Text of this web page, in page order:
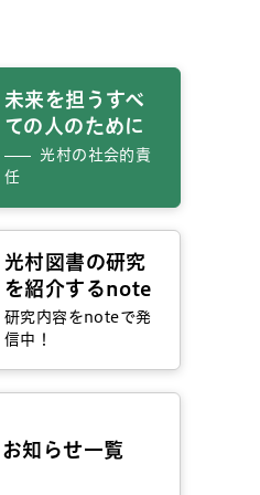
未来を担うすべ
ての人のために
光村の社会的責
任
光村図書の研究
を紹介するnote
研究内容をnoteで発
信中！
お知らせ一覧